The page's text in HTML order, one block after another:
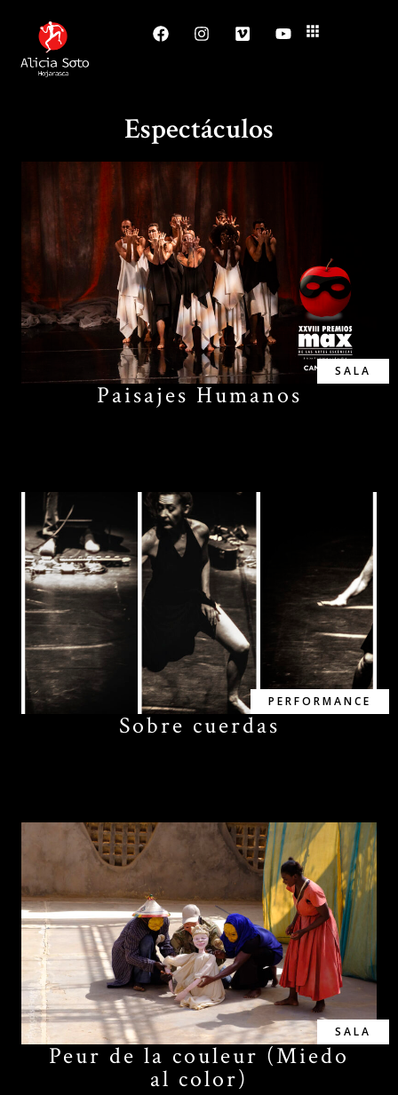
Espectáculos
SALA
Paisajes Humanos
PERFORMANCE
Sobre cuerdas
SALA
Peur de la couleur (Miedo
al color)